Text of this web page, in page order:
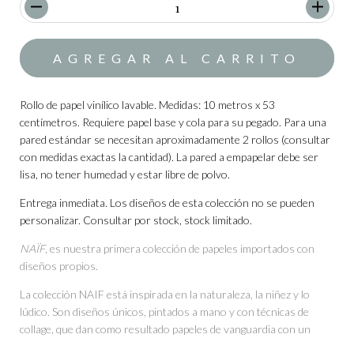
Rollo de papel vinílico lavable. Medidas: 10 metros x 53
centímetros. Requiere papel base y cola para su pegado. Para una
pared estándar se necesitan aproximadamente 2 rollos (consultar
con medidas exactas la cantidad). La pared a empapelar debe ser
lisa, no tener humedad y estar libre de polvo.
Entrega inmediata. Los diseños de esta colección no se pueden
personalizar. Consultar por stock, stock limitado.
NAÏF, es nuestra primera colección de papeles importados con
diseños propios.
La colección NAIF está inspirada en la naturaleza, la niñez y lo
lúdico. Son diseños únicos, pintados a mano y con técnicas de
collage, que dan como resultado papeles de vanguardia con un